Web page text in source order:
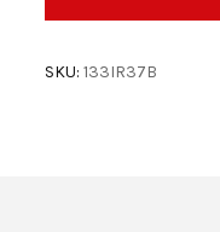
SKU:133IR37B